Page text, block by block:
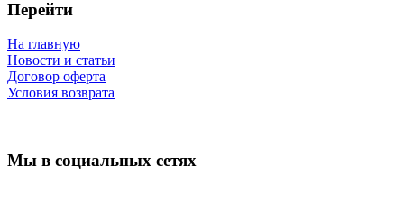
Перейти
На главную
Новости и статьи
Договор оферта
Условия возврата
Мы в социальных сетях